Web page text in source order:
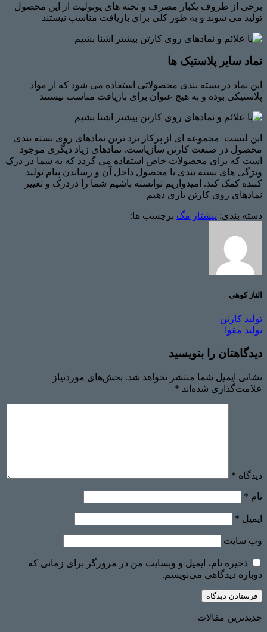
برخی از ظروف یکبار مصرف و تخته های یونولیت از این محصول
تولید می شوند و به طور کلی برای بازیافت مناسب نیستند
نماد سایر پلاستیک ها
این نماد در بسته بندی محصولاتی استفاده می شود که از مواد
پلاستیکی بوده و به هیچ عنوان برای بازیافت مناسب نیستند
این لیست مجموعه ای از پرکار برد ترین نمادهای روی بسته بندی
محصول در صنعت کارتن سازیاست. نمادهای زیاد دیگری موجود
است که برای محصولات خاص استفاده می گردد که به شما در درک
ویژگی های بسته بندی یا محصول داخل آن و رساندن پیام تولید
کننده کمک کند. امیدواریم توانسته باشیم شما را دردرک و تغییر
نمادهای روی کارتن یاری دهیم
دسته بندی: پیشتاز مگ برچسب ها:
الناز کوهی
تولید کارتن
تولید مقوا
دیدگاهتان را بنویسید
نشانی ایمیل شما منتشر نخواهد شد. بخش‌های موردنیاز
علامت‌گذاری شده‌اند *
دیدگاه *
نام *
ایمیل *
وب‌ سایت
ذخیره نام، ایمیل و وبسایت من در مرورگر برای زمانی که
دوباره دیدگاهی می‌نویسم.
جدیدترین مقالات